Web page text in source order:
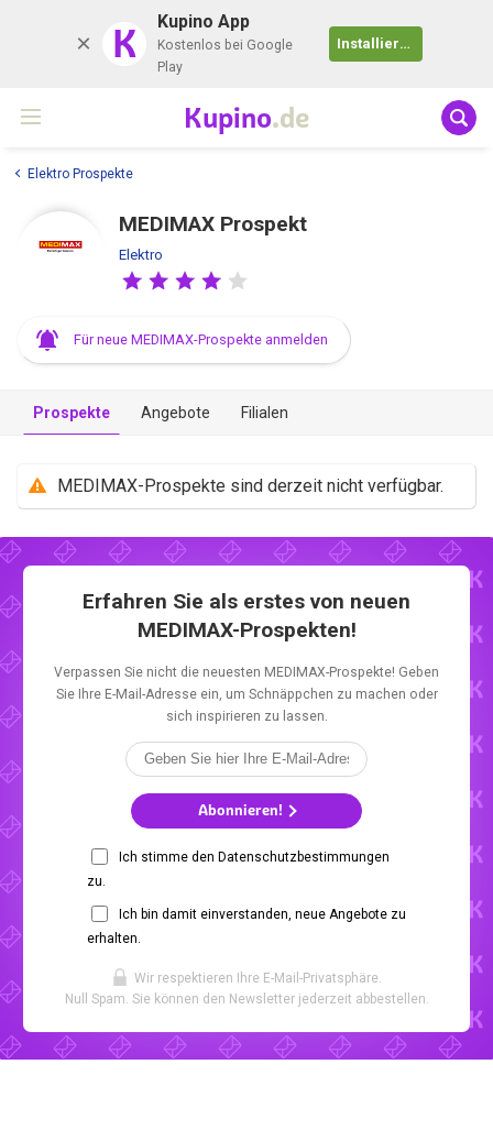
K Kupino App
Kostenlos bei Google
Play
Installieren
Kupino.de
Elektro Prospekte
MEDIMAX Prospekt
Elektro
Für neue MEDIMAX-Prospekte anmelden
Prospekte Angebote Filialen
MEDIMAX-Prospekte sind derzeit nicht verfügbar.
Erfahren Sie als erstes von neuen
MEDIMAX-Prospekten!
Verpassen Sie nicht die neuesten MEDIMAX-Prospekte! Geben
Sie Ihre E-Mail-Adresse ein, um Schnäppchen zu machen oder
sich inspirieren zu lassen.
Abonnieren!
Ich stimme den Datenschutzbestimmungen
zu.
Ich bin damit einverstanden, neue Angebote zu
erhalten.
Wir respektieren Ihre E-Mail-Privatsphäre.
Null Spam. Sie können den Newsletter jederzeit abbestellen.